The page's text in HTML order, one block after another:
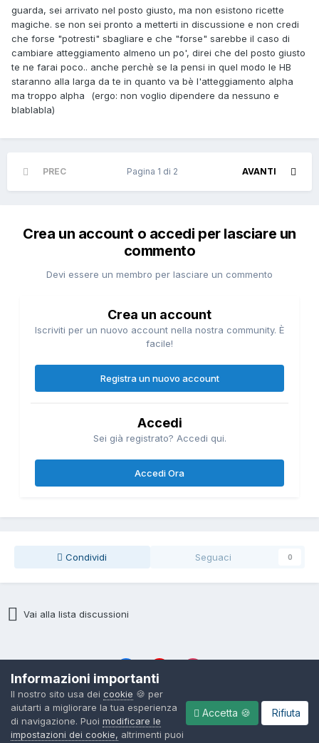
guarda, sei arrivato nel posto giusto, ma non esistono ricette
magiche. se non sei pronto a metterti in discussione e non credi
che forse "potresti" sbagliare e che "forse" sarebbe il caso di
cambiare atteggiamento almeno un po', direi che del posto giusto
te ne farai poco.. anche perchè se la pensi in quel modo le HB
staranno alla larga da te in quanto va bè l'atteggiamento alpha
ma troppo alpha
(ergo: non voglio dipendere da nessuno e
blablabla)
PREC AVANTI
Pagina 1 di 2
Crea un account o accedi per lasciare un
commento
Devi essere un membro per lasciare un commento
Crea un account
Iscriviti per un nuovo account nella nostra community. È
facile!
Registra un nuovo account
Accedi
Sei già registrato? Accedi qui.
Accedi Ora
Condividi Seguaci 0
Vai alla lista discussioni
Lingua Politica sulla Riservatezza Cookies
© 2004 - 2026, ItalianSeduction.club — Community sulla Seduzione
numero 1 in Italia
Informazioni importanti
Il nostro sito usa dei cookie 🍪 per
aiutarti a migliorare la tua esperienza
di navigazione. Puoi modificare le
impostazioni dei cookie, altrimenti puoi
Accetta 🍪 Rifiuta